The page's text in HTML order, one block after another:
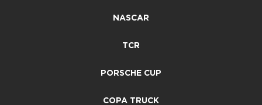
NASCAR
TCR
PORSCHE CUP
COPA TRUCK